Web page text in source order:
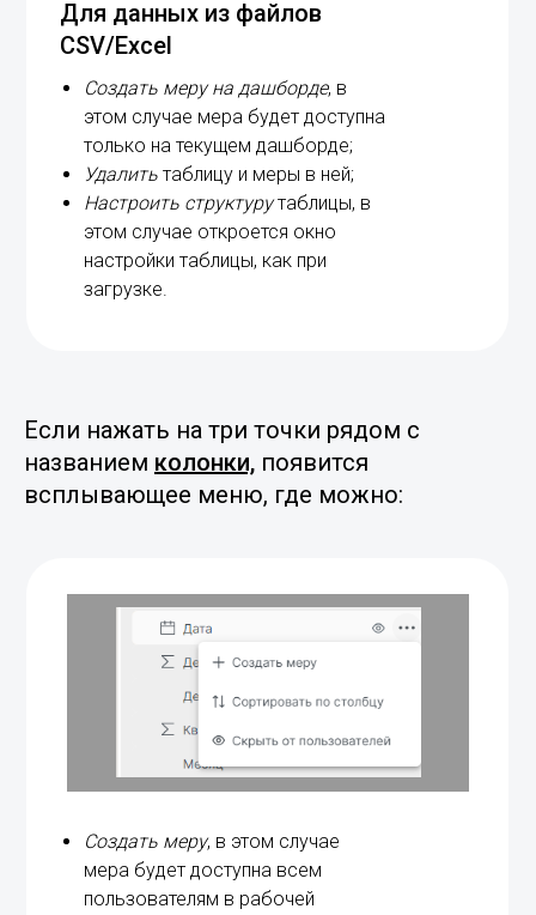
Создать меру на дашборде, в
этом случае мера будет доступна
только на текущем дашборде;
Удалить таблицу и меры в ней;
Настроить структурутаблицы, в
этом случае откроется окно
настройки таблицы, как при
загрузке.
Для данных из файлов
CSV/Excel
Если нажать на три точки рядом с
названием колонки, появится
всплывающее меню, где можно:
Создать меру, в этом случае
мера будет доступна всем
пользователям в рабочей